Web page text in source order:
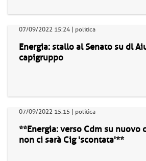
07/09/2022 15:24 | politica
Energia: stallo al Senato su dl
capigruppo
07/09/2022 15:15 | politica
**Energia: verso Cdm su nuovo
non ci sarà Cig 'scontata'**